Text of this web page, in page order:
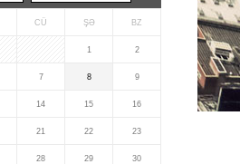
CÜ ŞƏ BZ
1 2
7 8 9
14 15 16
21 22 23
28 29 30